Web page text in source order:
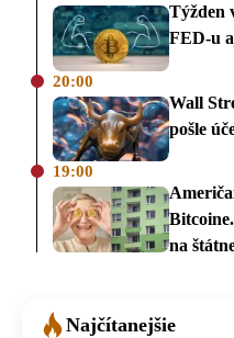
Týžden
FED-u
20:00
Wall
pošle
19:00
na
Najčítanejšie